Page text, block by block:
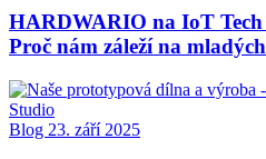
HARDWARIO na IoT
Proč nám záleží na
Blog 23. září 2025